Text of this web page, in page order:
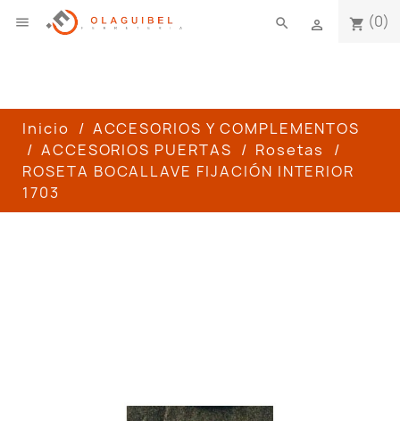
 shopping_cart (0)

search
Inicio
ACCESORIOS Y COMPLEMENTOS
ACCESORIOS PUERTAS
Rosetas
ROSETA BOCALLAVE FIJACIÓN INTERIOR
1703